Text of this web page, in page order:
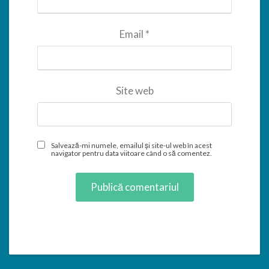
Email *
Site web
Salvează-mi numele, emailul și site-ul web în acest
navigator pentru data viitoare când o să comentez.